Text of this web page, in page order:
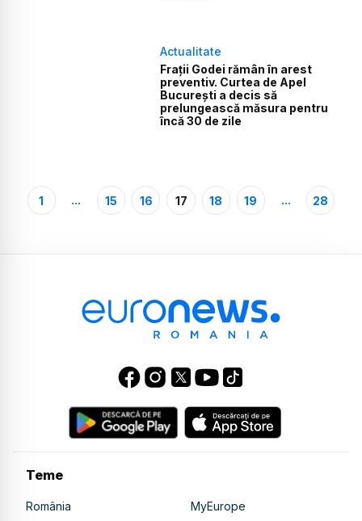
Actualitate
Frații Godei rămân în arest
preventiv. Curtea de Apel
București a decis să
prelungească măsura pentru
încă 30 de zile
1 ... 15 16 17 18 19 ... 28
Teme
România
MyEurope